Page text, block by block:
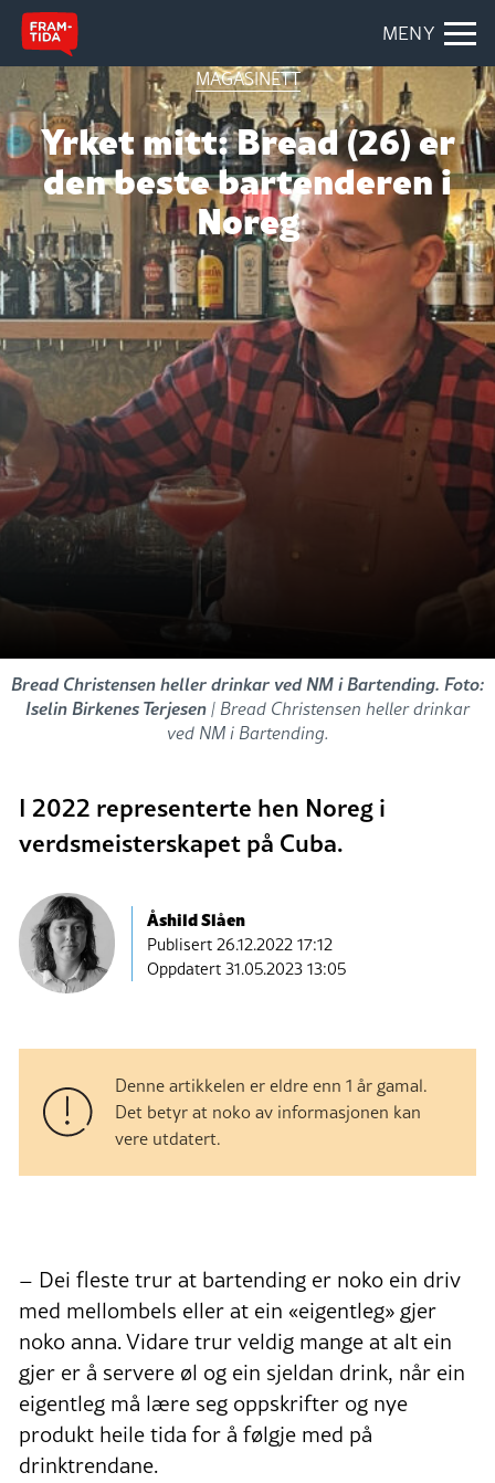
MENY
MAGASINETT
Yrket mitt: Bread (26) er
den beste bartenderen i
Noreg
Bread Christensen heller drinkar ved NM i Bartending. Foto:
Iselin Birkenes Terjesen| Bread Christensen heller drinkar
ved NM i Bartending.
I 2022 representerte hen Noreg i
verdsmeisterskapet på Cuba.
Åshild Slåen
Publisert26.12.2022 17:12
Oppdatert 31.05.2023 13:05
Denne artikkelen er eldre enn 1 år gamal.
Det betyr at noko av informasjonen kan
vere utdatert.
– Dei fleste trur at bartending er noko ein driv
med mellombels eller at ein «eigentleg» gjer
noko anna. Vidare trur veldig mange at alt ein
gjer er å servere øl og ein sjeldan drink, når ein
eigentleg må lære seg oppskrifter og nye
produkt heile tida for å følgje med på
drinktrendane.